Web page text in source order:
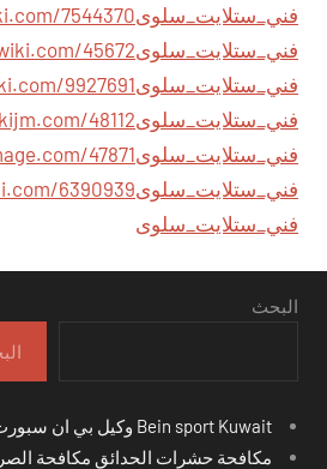
فني_ستلايت_سلوى
فني_ستلايت_سلوى
فني_ستلايت_سلوى
فني_ستلايت_سلوى
فني_ستلايت_سلوى
فني_ستلايت_سلوى
فني_ستلايت_سلوى
البحث
مكافحة حشرات الحدائق مكافحة